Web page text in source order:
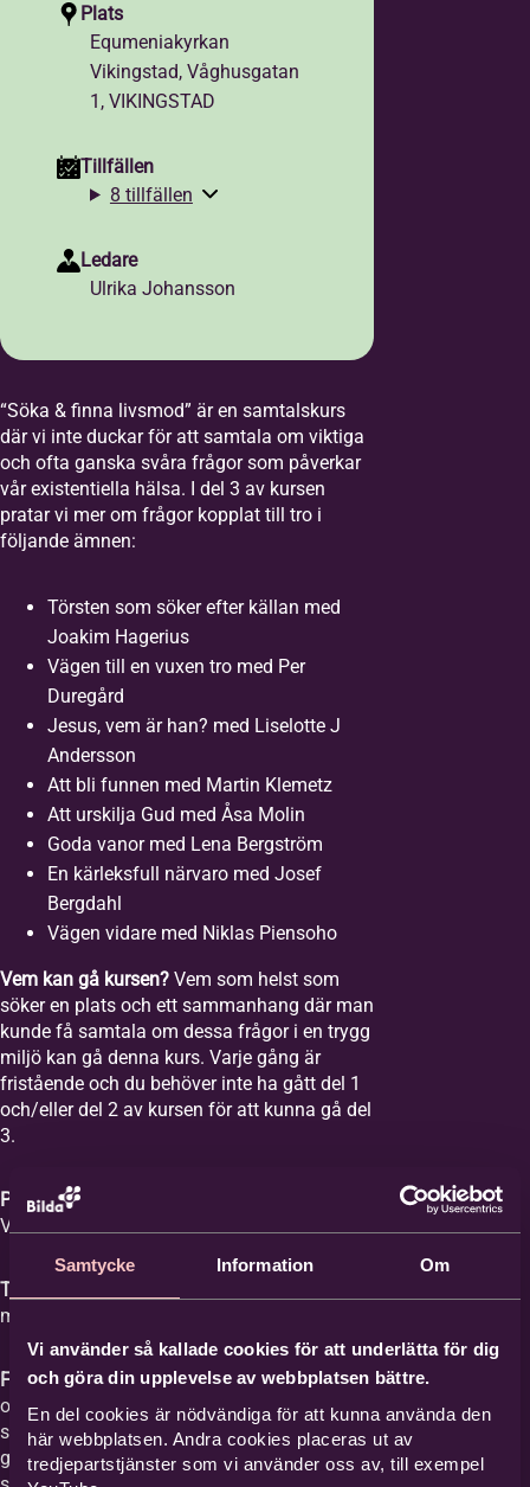
Samtycke Information Om
Vi använder så kallade cookies för att underlätta för dig
och göra din upplevelse av webbplatsen bättre.
En del cookies är nödvändiga för att kunna använda den
här webbplatsen. Andra cookies placeras ut av
tredjepartstjänster som vi använder oss av, till exempel
Plats
Equmeniakyrkan
Vikingstad, Våghusgatan
1, VIKINGSTAD
Tillfällen
8 tillfällen
Ledare
Ulrika Johansson
“Söka & finna livsmod” är en samtalskurs
där vi inte duckar för att samtala om viktiga
och ofta ganska svåra frågor som påverkar
vår existentiella hälsa. I del 3 av kursen
pratar vi mer om frågor kopplat till tro i
följande ämnen:
Törsten som söker efter källan med
Joakim Hagerius
Vägen till en vuxen tro med Per
Duregård
Jesus, vem är han? med Liselotte J
Andersson
Att bli funnen med Martin Klemetz
Att urskilja Gud med Åsa Molin
Goda vanor med Lena Bergström
En kärleksfull närvaro med Josef
Bergdahl
Vägen vidare med Niklas Piensoho
Vem kan gå kursen? Vem som helst som
söker en plats och ett sammanhang där man
kunde få samtala om dessa frågor i en trygg
miljö kan gå denna kurs. Varje gång är
fristående och du behöver inte ha gått del 1
och/eller del 2 av kursen för att kunna gå del
3.
Plats:Equmeniakyrkan Vikingstad,
Våghusgatan 1
Tid:
med start tisdagen den 1 september 2026.
Film med samtal:Varje gång har ett ämne
och vi tittar på en film med ett förinspelat
samtal mellan Britta Hermansson och en
gäst där deras erfarenheter och berättelser